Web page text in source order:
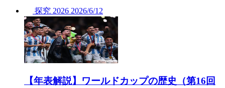
探究 2026 2026/6/12
【年表解説】ワールドカップの歴史（第16回